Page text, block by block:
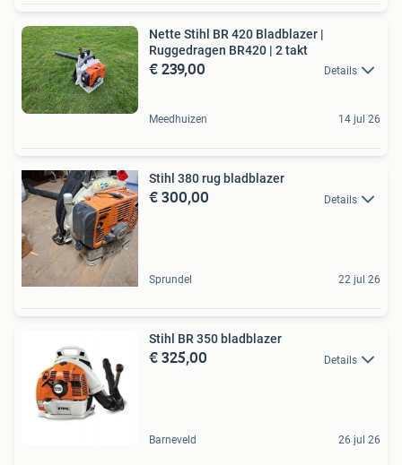
Nette Stihl BR 420 Bladblazer |
Ruggedragen BR420 | 2 takt
€ 239,00 Details
Meedhuizen 14 jul 26
Stihl 380 rug bladblazer
€ 300,00 Details
Sprundel 22 jul 26
Stihl BR 350 bladblazer
€ 325,00 Details
Barneveld 26 jul 26